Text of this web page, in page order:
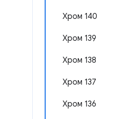
Хром 140
Хром 139
Хром 138
Хром 137
Хром 136